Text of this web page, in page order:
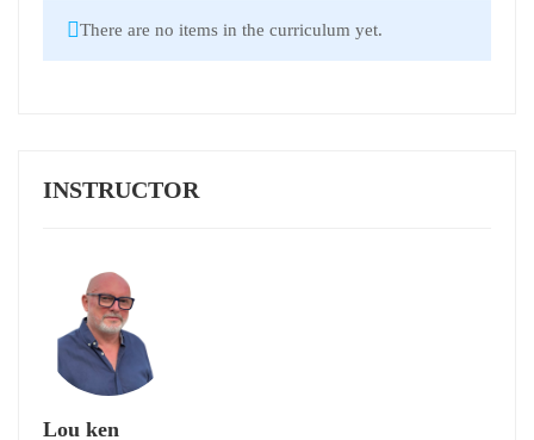
There are no items in the curriculum yet.
INSTRUCTOR
Lou ken